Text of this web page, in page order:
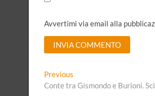
Avvertimi via email alla
A
l
Navigazione
Previous
post:
Conte tra Gismondo e Burioni.